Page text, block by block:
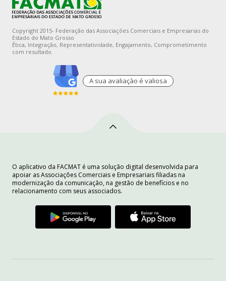
Copyright 2015- Federação das Associações Comerciais e Empresarias do
Estado do Mato Grosso
Ética, Integração, Representatividade, Engajamento, Comprometimento
com resultado.
A sua avaliaçào é valiosa
O aplicativo da FACMAT é uma solução digital desenvolvida para
apoiar as Associações Comerciais e Empresariais filiadas na
modernização da comunicação, na gestão de benefícios e no
relacionamento com seus associados.